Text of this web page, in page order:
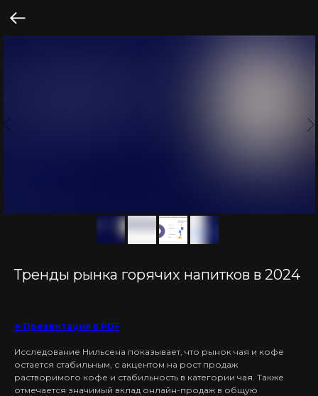
Тренды рынка горячих напитков в 2024
➤ Презентация в PDF
Исследование Нильсена показывает, что рынок чая и кофе
остается стабильным, с акцентом на рост продаж
растворимого кофе и стабильность в категории чая. Также
отмечается значимый вклад онлайн-продаж в общую